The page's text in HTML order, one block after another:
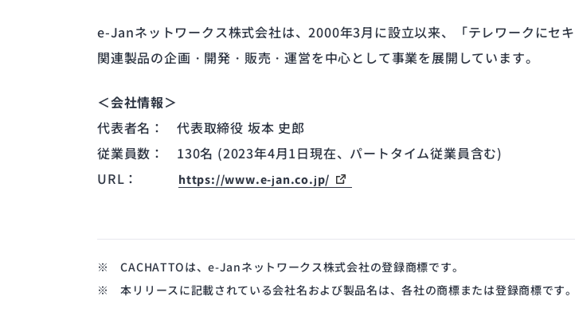
e-Janネットワークス株式会社は、2000年3月に設立以来、「テレワークにセ
関連製品の企画・開発・販売・運営を中心として事業を展開しています。
＜会社情報＞
代表者名：
代表取締役 坂本 史郎
従業員数：
130名 (2023年4月1日現在、パートタイム従業員含む)
URL：
https://www.e-jan.co.jp/
※ CACHATTOは、e-Janネットワークス株式会社の登録商標です。
※ 本リリースに記載されている会社名および製品名は、各社の商標または登録商標です。